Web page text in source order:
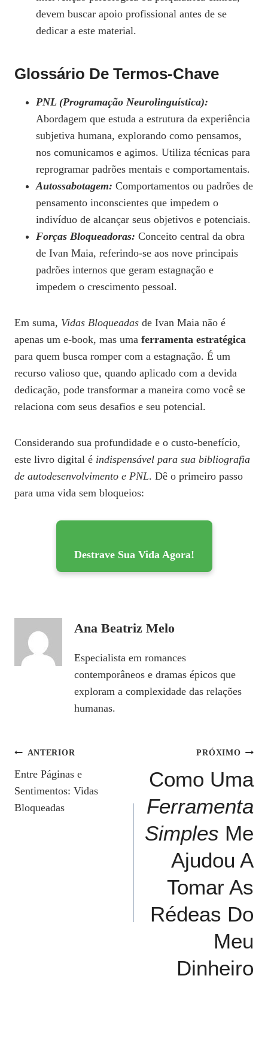
devem buscar apoio profissional antes de se
dedicar a este material.
Glossário De Termos-Chave
PNL (Programação Neurolinguística):
Abordagem que estuda a estrutura da experiência
subjetiva humana, explorando como pensamos,
nos comunicamos e agimos. Utiliza técnicas para
reprogramar padrões mentais e comportamentais.
Autossabotagem: Comportamentos ou padrões de
pensamento inconscientes que impedem o
indivíduo de alcançar seus objetivos e potenciais.
Forças Bloqueadoras: Conceito central da obra
de Ivan Maia, referindo-se aos nove principais
padrões internos que geram estagnação e
impedem o crescimento pessoal.
Em suma, Vidas Bloqueadas de Ivan Maia não é
apenas um e-book, mas uma ferramenta estratégica
para quem busca romper com a estagnação. É um
recurso valioso que, quando aplicado com a devida
dedicação, pode transformar a maneira como você se
relaciona com seus desafios e seu potencial.
Considerando sua profundidade e o custo-benefício,
este livro digital é indispensável para sua bibliografia
de autodesenvolvimento e PNL. Dê o primeiro passo
para uma vida sem bloqueios:
Destrave Sua Vida Agora!
Ana Beatriz Melo
Especialista em romances
contemporâneos e dramas épicos que
exploram a complexidade das relações
humanas.
Navegação
De
Post
ANTERIOR
Entre Páginas e
Sentimentos: Vidas
Bloqueadas
PRÓXIMO
Como Uma
Ferramenta
Simples Me
Ajudou A
Tomar As
Rédeas Do
Meu
Dinheiro